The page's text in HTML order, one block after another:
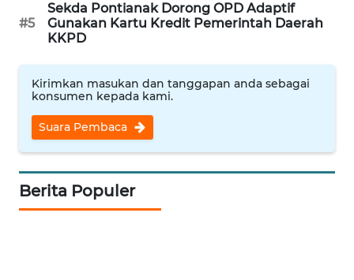
#5
Sekda Pontianak Dorong OPD Adaptif
Gunakan Kartu Kredit Pemerintah Daerah
KKPD
Kirimkan masukan dan tanggapan anda sebagai
konsumen kepada kami.
Suara Pembaca
Berita Populer
WAHANA
DESA
LAPAK
Wahana
KONSUMEN